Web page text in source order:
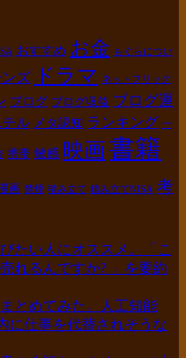
おすすめ お金 もぐらについ
ズ ドラマ ネットフリック
ブログ ブログ収益 ブログ運
チル メタ認知 ランキング 一
携帯 敏感 映画書籍
画 禁煙 積み立て 積み立てNISA 考
たい人にオススメ。「こ
れるんですか? 」を要約
とめてみた。人工知能
に仕事を代替されそうな